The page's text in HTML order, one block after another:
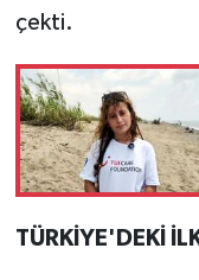
çekti.
TÜRKİYE'DEKİ